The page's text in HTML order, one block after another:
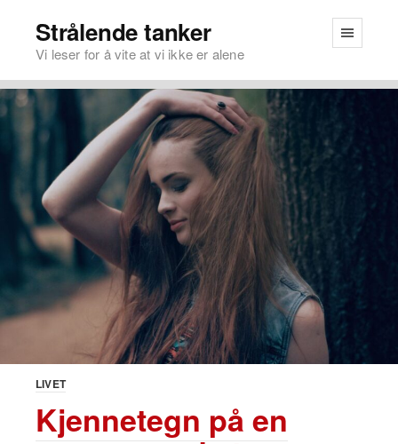
Strålende tanker
Vi leser for å vite at vi ikke er alene
LIVET
Kjennetegn på en